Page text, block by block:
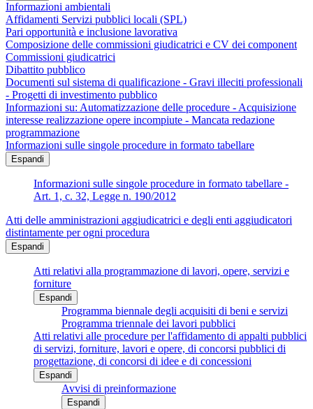
Informazioni ambientali
Affidamenti Servizi pubblici locali (SPL)
Pari opportunità e inclusione lavorativa
Composizione delle commissioni giudicatrici e CV dei component
Commissioni giudicatrici
Dibattito pubblico
Documenti sul sistema di qualificazione - Gravi illeciti professionali
- Progetti di investimento pubblico
Informazioni su: Automatizzazione delle procedure - Acquisizione
interesse realizzazione opere incompiute - Mancata redazione
programmazione
Informazioni sulle singole procedure in formato tabellare
Espandi
Informazioni sulle singole procedure in formato tabellare -
Art. 1, c. 32, Legge n. 190/2012
Atti delle amministrazioni aggiudicatrici e degli enti aggiudicatori
distintamente per ogni procedura
Espandi
Atti relativi alla programmazione di lavori, opere, servizi e
forniture
Espandi
Programma biennale degli acquisiti di beni e servizi
Programma triennale dei lavori pubblici
Atti relativi alle procedure per l'affidamento di appalti pubblici
di servizi, forniture, lavori e opere, di concorsi pubblici di
progettazione, di concorsi di idee e di concessioni
Espandi
Avvisi di preinformazione
Espandi